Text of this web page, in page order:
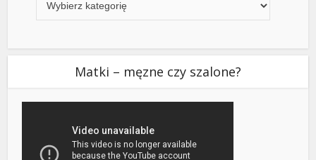
Matki – męzne czy szalone?